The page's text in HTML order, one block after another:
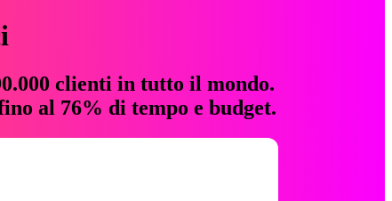
clienti in tutto il mondo.
al 76% di tempo e budget.